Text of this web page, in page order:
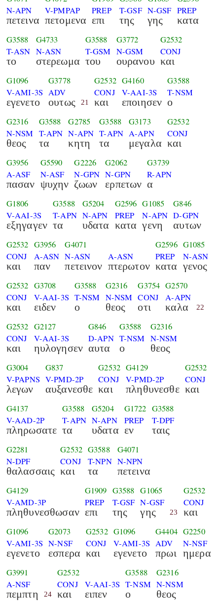
N-APN
πετεινα
V-PMPAP
πετομενα
PREP
επι
T-GSF
της
N-GSF
γης
PREP
κατα
G3588
T-ASN
το
G4733
N-ASN
στερεωμα
G3588
T-GSM
του
G3772
N-GSM
ουρανου
G2532
CONJ
και
G1096
V-AMI-3S
εγενετο
G3778
ADV
ουτως 21
G2532
CONJ
και
G4160
V-AAI-3S
εποιησεν
G3588
T-NSM
ο
G2316
N-NSM
θεος
G3588
T-APN
τα
G2785
N-APN
κητη
G3588
T-APN
τα
G3173
A-APN
μεγαλα
G2532
CONJ
και
G3956
A-ASF
πασαν
G5590
N-ASF
ψυχην
G2226
N-GPN
ζωων
G2062
N-GPN
ερπετων
G3739
R-APN
α
G1806
V-AAI-3S
εξηγαγεν
G3588
T-APN
τα
G5204
N-APN
υδατα
G2596
PREP
κατα
G1085
N-APN
γενη
G846
D-GPN
αυτων
G2532
CONJ
και
G3956
A-ASN
παν
G4071
N-ASN
πετεινον
A-ASN
πτερωτον
G2596
PREP
κατα
G1085
N-ASN
γενος
G2532
CONJ
και
G3708
V-AAI-3S
ειδεν
G3588
T-NSM
ο
G2316
N-NSM
θεος
G3754
CONJ
οτι
G2570
A-APN
καλα 22
G2532
CONJ
και
G2127
V-AAI-3S
ηυλογησεν
G846
D-APN
αυτα
G3588
T-NSM
ο
G2316
N-NSM
θεος
G3004
V-PAPNS
λεγων
G837
V-PMD-2P
αυξανεσθε
G2532
CONJ
και
G4129
V-PMD-2P
πληθυνεσθε
G2532
CONJ
και
G4137
V-AAD-2P
πληρωσατε
G3588
T-APN
τα
G5204
N-APN
υδατα
G1722
PREP
εν
G3588
T-DPF
ταις
G2281
N-DPF
θαλασσαις
G2532
CONJ
και
G3588
T-NPN
τα
G4071
N-NPN
πετεινα
G4129
V-AMD-3P
πληθυνεσθωσαν
G1909
PREP
επι
G3588
T-GSF
της
G1065
N-GSF
γης 23
G2532
CONJ
και
G1096
V-AMI-3S
εγενετο
G2073
N-NSF
εσπερα
G2532
CONJ
και
G1096
V-AMI-3S
εγενετο
G4404
ADV
πρωι
G2250
N-NSF
ημερα
G3991
A-NSF
πεμπτη 24
G2532
CONJ
και
V-AAI-3S
ειπεν
G3588
T-NSM
ο
G2316
N-NSM
θεος